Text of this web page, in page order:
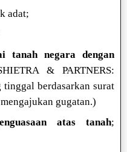
adat;
tanah negara dengan
& PARTNERS:
berdasarkan surat
gugatan.)
atas tanah;